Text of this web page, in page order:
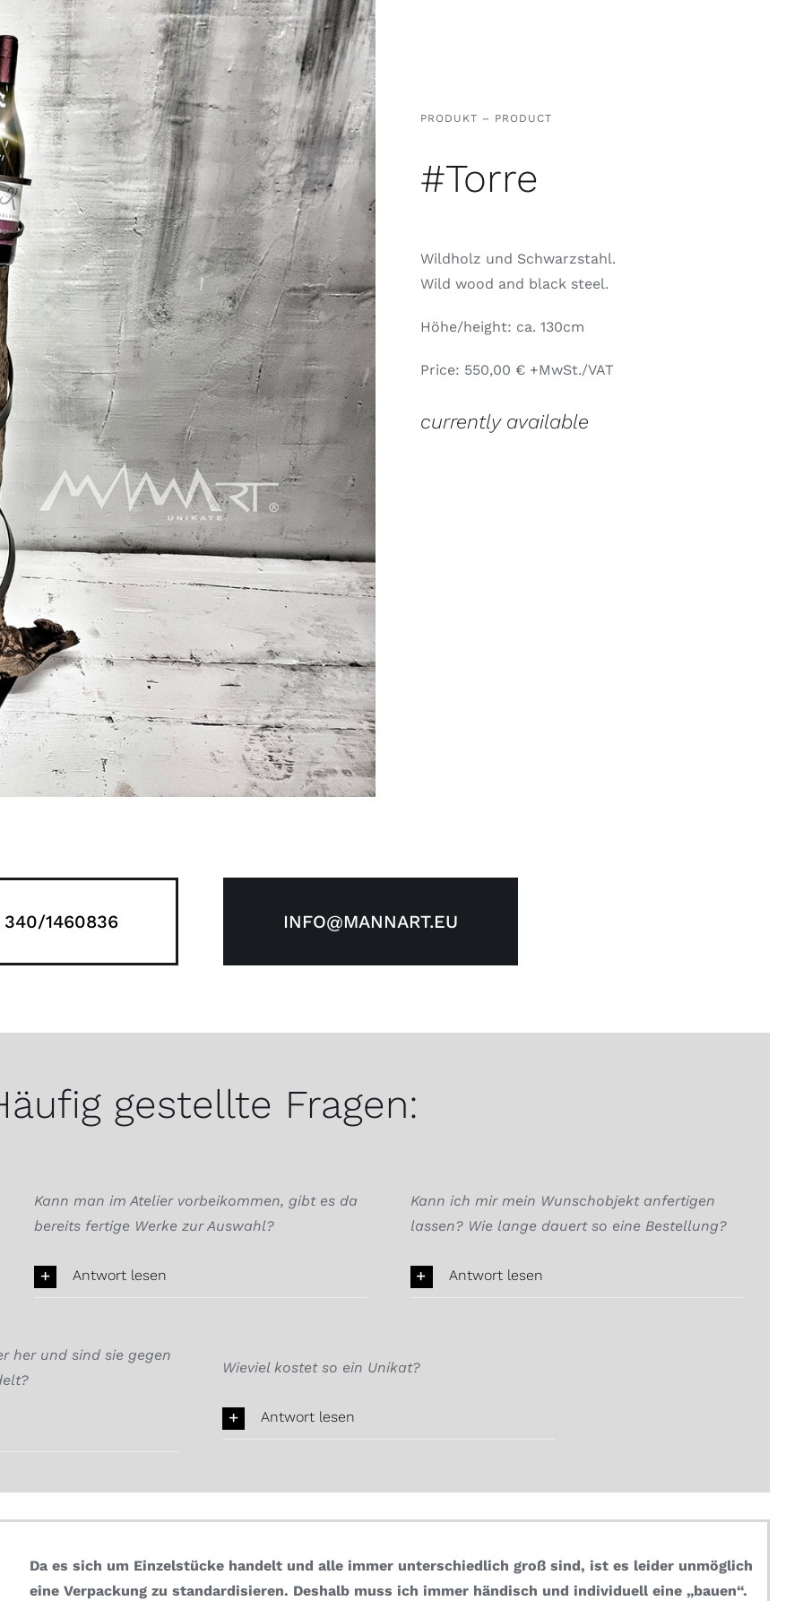
PRODUKT – PRODUCT
#Torre
Wildholz und Schwarzstahl.
Wild wood and black steel.
Höhe/height: ca. 130cm
Price: 550,00 € +MwSt./VAT
currently available
1460836 INFO@MANNART.EU
gestellte Fragen:
Kann man im Atelier vorbeikommen, gibt es da
bereits fertige Werke zur Auswahl?
Antwort lesen
Kann ich mir mein Wunschobjekt anfertigen
lassen? Wie lange dauert so eine Bestellung?
Antwort lesen
her und sind sie gegen
Wieviel kostet so ein Unikat?
Antwort lesen
Da es sich um Einzelstücke handelt und alle immer unterschiedlich groß sind, ist es leider unmöglich
eine Verpackung zu standardisieren. Deshalb muss ich immer händisch und individuell eine „bauen“.